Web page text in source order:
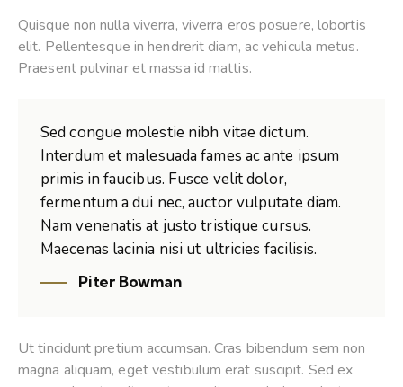
Quisque non nulla viverra, viverra eros posuere, lobortis
elit. Pellentesque in hendrerit diam, ac vehicula metus.
Praesent pulvinar et massa id mattis.
Sed congue molestie nibh vitae dictum.
Interdum et malesuada fames ac ante ipsum
primis in faucibus. Fusce velit dolor,
fermentum a dui nec, auctor vulputate diam.
Nam venenatis at justo tristique cursus.
Maecenas lacinia nisi ut ultricies facilisis.
Piter Bowman
Ut tincidunt pretium accumsan. Cras bibendum sem non
magna aliquam, eget vestibulum erat suscipit. Sed ex